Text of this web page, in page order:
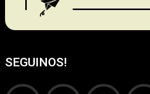
SEGUINOS!